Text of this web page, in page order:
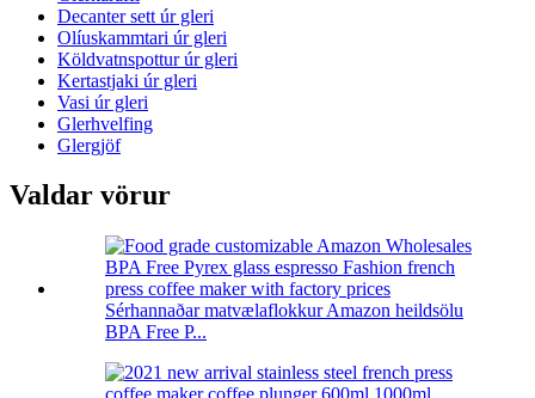
Decanter sett úr gleri
Olíuskammtari úr gleri
Köldvatnspottur úr gleri
Kertastjaki úr gleri
Vasi úr gleri
Glerhvelfing
Glergjöf
Valdar vörur
Sérhannaðar matvælaflokkur Amazon heildsölu
BPA Free P...